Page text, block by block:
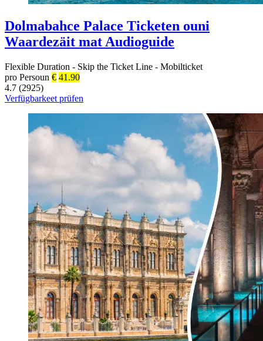
Dolmabahce Palace Ticketen ouni
Waardezäit mat Audioguide
Flexible Duration - Skip the Ticket Line - Mobilticket
pro Persoun € 41.90
4.7 (2925)
Verfügbarkeet prüfen